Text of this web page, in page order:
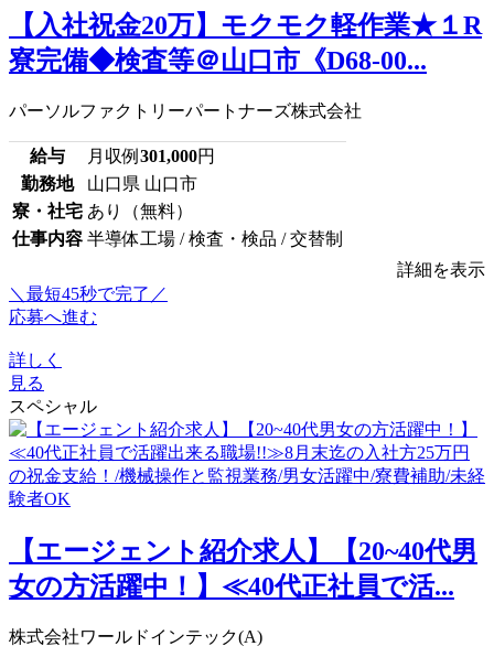
【入社祝金20万】モクモク軽作業★１R
寮完備◆検査等＠山口市《D68-00...
パーソルファクトリーパートナーズ株式会社
給与 月収例 301,000円
勤務地
山口県 山口市
寮・社宅 あり（無料）
仕事内容 半導体工場 / 検査・検品 / 交替制
詳細を表示
＼最短45秒で完了／
応募へ進む
詳しく
見る
スペシャル
【エージェント紹介求人】【20~40代男
女の方活躍中！】≪40代正社員で活...
株式会社ワールドインテック(A)